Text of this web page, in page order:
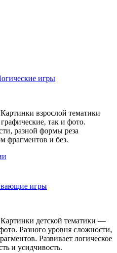
игры
взрослой тематики
так и фото.
разной формы реза
фрагментов и без.
игры
детской тематики —
Разного уровня сложности,
Развивает логическое
и усидчивость.